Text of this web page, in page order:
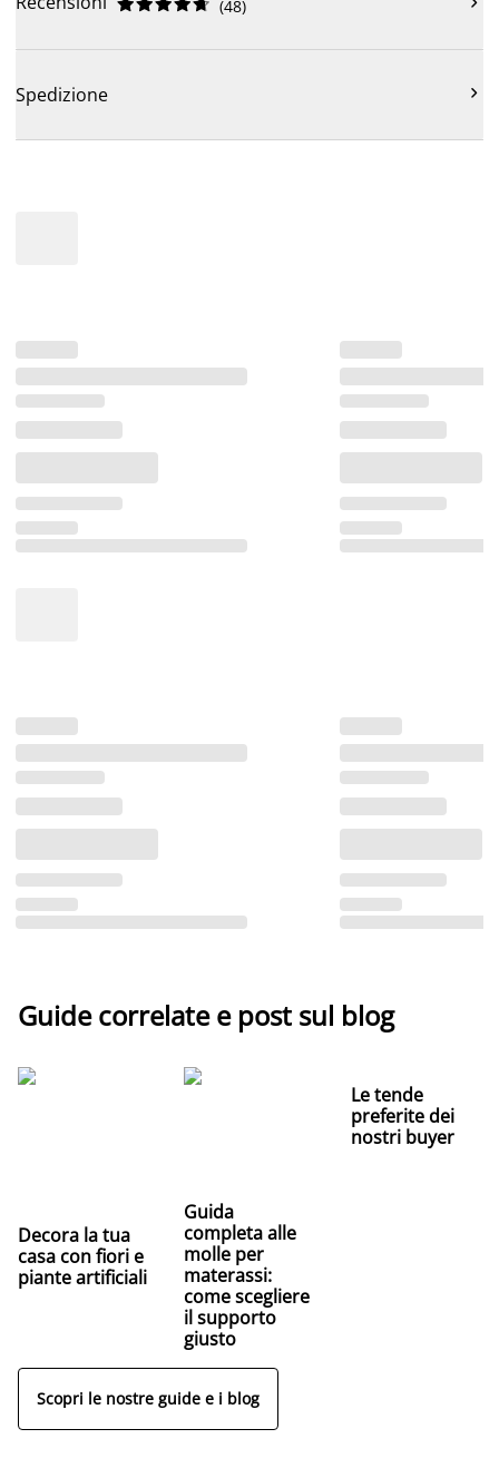
(48)
Spedizione 
Guide correlate e post sul blog
Decora la tua
casa con fiori e
piante artificiali
Guida
completa alle
molle per
materassi:
come scegliere
il supporto
giusto
Le tende
preferite dei
nostri buyer
Scopri le nostre guide e i blog